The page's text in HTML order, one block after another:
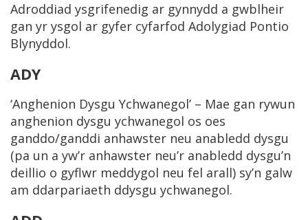
Adroddiad ysgrifenedig ar gynnydd a gwblheir
gan yr ysgol ar gyfer cyfarfod Adolygiad Pontio
Blynyddol.
ADY
‘Anghenion Dysgu Ychwanegol’ – Mae gan rywun
anghenion dysgu ychwanegol os oes
ganddo/ganddi anhawster neu anabledd dysgu
(pa un a yw’r anhawster neu’r anabledd dysgu’n
deillio o gyflwr meddygol neu fel arall) sy’n galw
am ddarpariaeth ddysgu ychwanegol.